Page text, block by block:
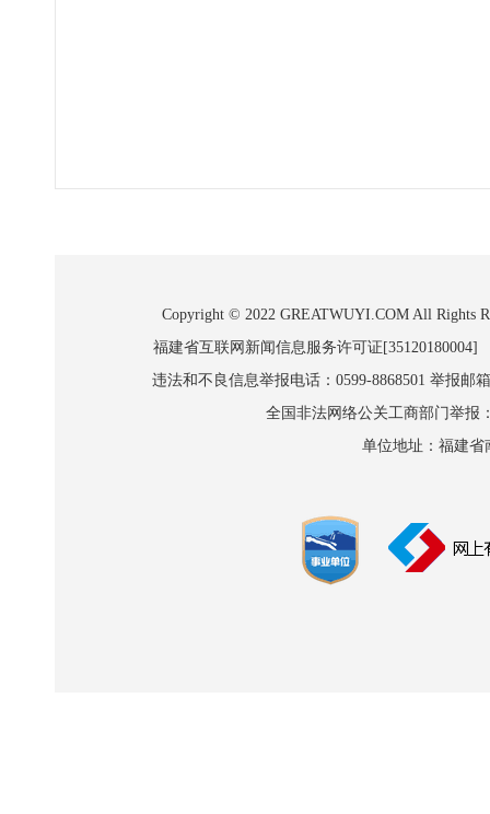
Copyright © 2022 GREATWUYI.COM All Rights
福建省互联网新闻信息服务许可证
违法和不良信息举报电话：0599-8868501 举报邮
全国非法网络公关工商部门举报
单位地址：福建省